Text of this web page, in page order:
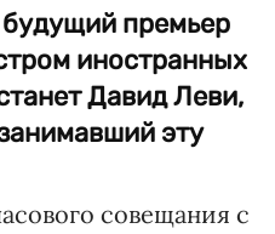
премьер
иностранных
Давид Леви,
эту
совещания с